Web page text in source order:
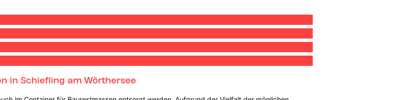
in Schiefling am Wörthersee